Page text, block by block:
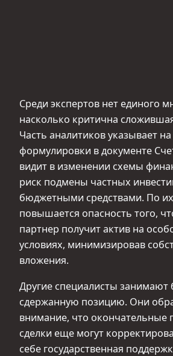
Среди экспертов нет единого
насколько критична
Часть аналитиков указывает
формулировки в документе
видит в изменении схемы
риск подмены частных
бюджетными средствами. По
повышается опасность того,
партнер получит актив на
условиях, минимизировав
вложения.
Другие специалисты занимают
сдержанную позицию. Они
внимание, что окончательные
сделки еще могут
себе государственная